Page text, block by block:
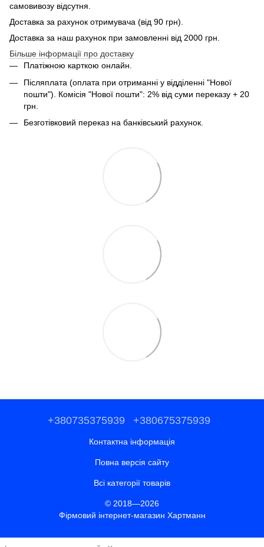
самовивозу відсутня.
Доставка за рахунок отримувача (від 90 грн).
Доставка за наш рахунок при замовленні від 2000 грн.
Більше інформації про доставку
Платіжною карткою онлайн.
Післяплата (оплата при отриманні у відділенні "Нової
пошти"). Комісія "Нової пошти": 2% від суми переказу + 20
грн.
Безготівковий переказ на банківський рахунок.
+380735375939 +380675375939
Контактна інформація
Повна версія сайту
Всі категорії товарів
© 2018—2026
Фірмовий інтернет-магазин Хартманн